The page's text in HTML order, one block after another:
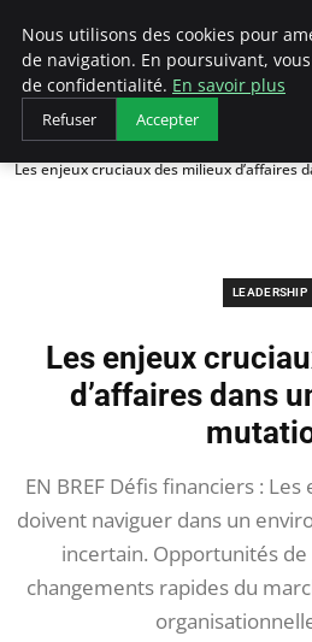
AIESEC France
Accueil
Leadership
Les enjeux cruciaux des milieux
LEADERSHIP
Les enjeux
d’affaires dans
EN BREF Défis financiers :
doivent naviguer dans un
incertain. Opportunités de
changements rapides du
Nous utilisons des cookies pour
de navigation. En poursuivant,
de confidentialité. En savoir plus
Refuser Accepter